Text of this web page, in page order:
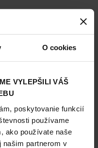
O cookies
VYLEPŠILI VÁŠ
poskytovanie funkcií
používame
ako používate naše
našim partnerom v